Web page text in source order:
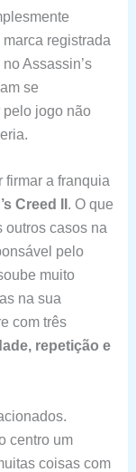
registrada
Assassin’s
se
pelo jogo não
firmar a franquia
Creed II . O que
outros casos na
pelo
muito
na sua
com três
repetição e
centro um
coisas com